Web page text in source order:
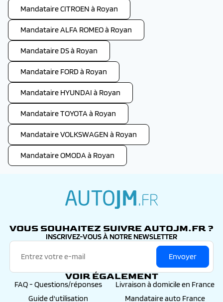
Mandataire CITROEN à Royan
Mandataire ALFA ROMEO à Royan
Mandataire DS à Royan
Mandataire FORD à Royan
Mandataire HYUNDAI à Royan
Mandataire TOYOTA à Royan
Mandataire VOLKSWAGEN à Royan
Mandataire OMODA à Royan
VOUS SOUHAITEZ SUIVRE AUTOJM.FR ?
INSCRIVEZ-VOUS À NOTRE NEWSLETTER
Envoyer
VOIR ÉGALEMENT
FAQ - Questions/réponses
Livraison à domicile en France
Guide d'utilisation
Mandataire auto France